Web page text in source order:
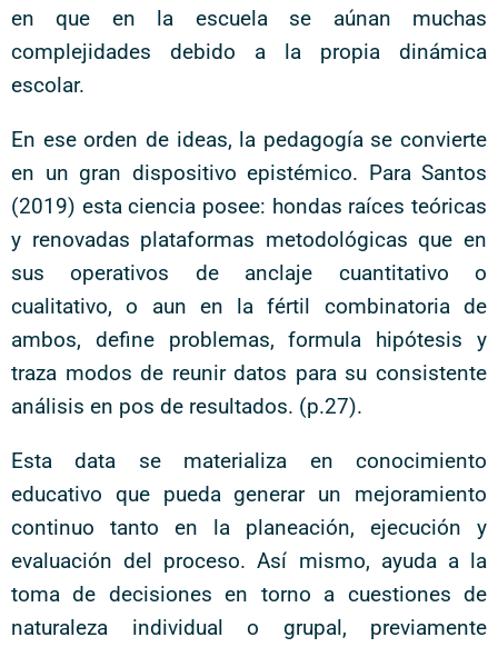
en que en la escuela se aúnan muchas
complejidades debido a la propia dinámica
escolar.
En ese orden de ideas, la pedagogía se convierte
en un gran dispositivo epistémico. Para Santos
(2019) esta ciencia posee: hondas raíces teóricas
y renovadas plataformas metodológicas que en
sus operativos de anclaje cuantitativo o
cualitativo, o aun en la fértil combinatoria de
ambos, define problemas, formula hipótesis y
traza modos de reunir datos para su consistente
análisis en pos de resultados. (p.27).
Esta data se materializa en conocimiento
educativo que pueda generar un mejoramiento
continuo tanto en la planeación, ejecución y
evaluación del proceso. Así mismo, ayuda a la
toma de decisiones en torno a cuestiones de
naturaleza individual o grupal, previamente